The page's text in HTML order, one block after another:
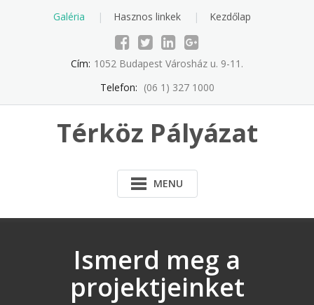
Galéria Hasznos linkek Kezdőlap
Cím: 1052 Budapest Városház u. 9-11.
Telefon: (06 1) 327 1000
Térköz Pályázat
MENU
Ismerd meg a
projektjeinket